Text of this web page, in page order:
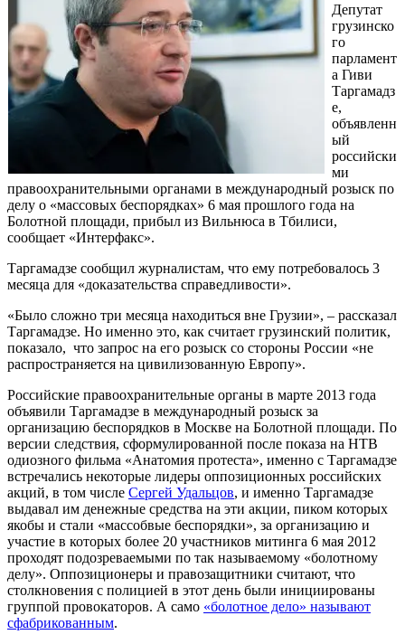
Депутат
грузинско
го
парламент
а Гиви
Таргамадз
е,
объявленн
ый
российски
ми
правоохранительными органами в международный розыск по
делу о «массовых беспорядках» 6 мая прошлого года на
Болотной площади, прибыл из Вильнюса в Тбилиси,
сообщает «Интерфакс».
Таргамадзе сообщил журналистам, что ему потребовалось 3
месяца для «доказательства справедливости».
«Было сложно три месяца находиться вне Грузии», – рассказал
Таргамадзе. Но именно это, как считает грузинский политик,
показало, что запрос на его розыск со стороны России «не
распространяется на цивилизованную Европу».
Российские правоохранительные органы в марте 2013 года
объявили Таргамадзе в международный розыск за
организацию беспорядков в Москве на Болотной площади. По
версии следствия, сформулированной после показа на НТВ
одиозного фильма «Анатомия протеста», именно с Таргамадзе
встречались некоторые лидеры оппозиционных российских
акций, в том числе Сергей Удальцов, и именно Таргамадзе
выдавал им денежные средства на эти акции, пиком которых
якобы и стали «массобвые беспорядки», за организацию и
участие в которых более 20 участников митинга 6 мая 2012
проходят подозреваемыми по так называемому «болотному
делу». Оппозиционеры и правозащитники считают, что
столкновения с полицией в этот день были инициированы
группой провокаторов. А само «болотное дело» называют
сфабрикованным.